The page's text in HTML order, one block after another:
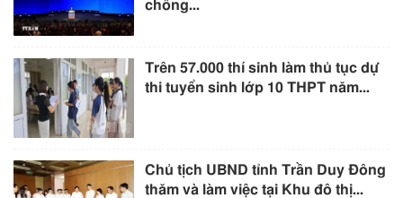
chống...
Trên 57.000 thí sinh làm thủ tục dự
thi tuyển sinh lớp 10 THPT năm...
Chủ tịch UBND tỉnh Trần Duy Đông
thăm và làm việc tại Khu đô thị...